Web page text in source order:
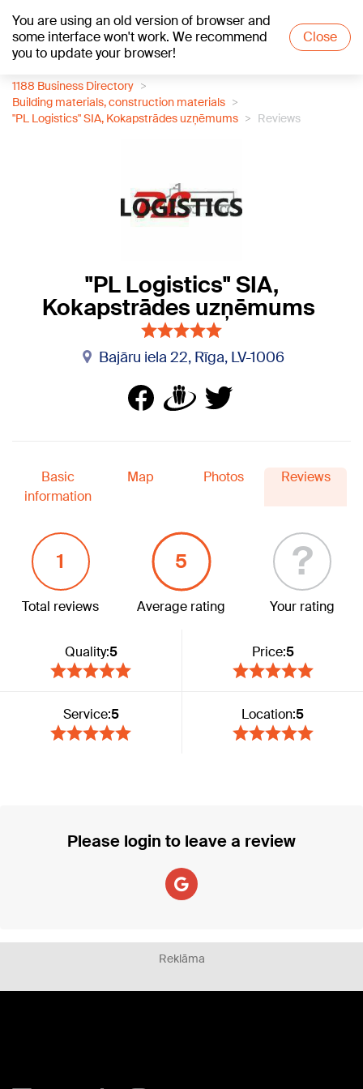
You are using an old version of browser and
some interface won't work. We recommend
you to update your browser!
Close
+26°C
1188 Business Directory
Building materials, construction materials
"PL Logistics" SIA, Kokapstrādes uzņēmums
Reviews
"PL Logistics" SIA,
Kokapstrādes uzņēmums
Bajāru iela 22, Rīga, LV-1006
Basic
information
Map Photos Reviews
1
Total reviews
5
Average rating
?
Your rating
Quality:5 Price:5
Service:5 Location:5
Please login to leave a review
Reklāma